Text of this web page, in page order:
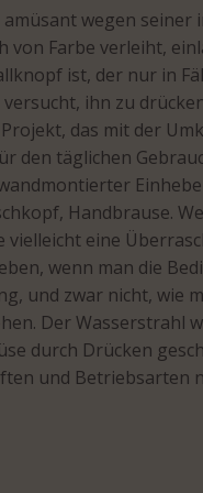
wegen
Farbe verleiht,
ist, der nur in
ihn zu
das mit der
täglichen
Handbrause.
eine
wenn man die
und zwar nicht, wie
Der Wasserstrahl
durch Drücken
und Betriebsarten